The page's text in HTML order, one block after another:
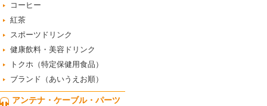
コーヒー
紅茶
スポーツドリンク
健康飲料・美容ドリンク
トクホ（特定保健用食品）
ブランド（あいうえお順）
アンテナ・ケーブル・パーツ